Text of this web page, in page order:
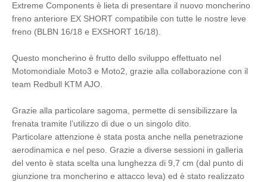
Extreme Components è lieta di presentare il nuovo moncherino
freno anteriore EX SHORT compatibile con tutte le nostre leve
freno (BLBN 16/18 e EXSHORT 16/18).
Questo moncherino è frutto dello sviluppo effettuato nel
Motomondiale Moto3 e Moto2, grazie alla collaborazione con il
team Redbull KTM AJO.
Grazie alla particolare sagoma, permette di sensibilizzare la
frenata tramite l’utilizzo di due o un singolo dito.
Particolare attenzione è stata posta anche nella penetrazione
aerodinamica e nel peso. Grazie a diverse sessioni in galleria
del vento è stata scelta una lunghezza di 9,7 cm (dal punto di
giunzione tra moncherino e attacco leva) ed è stato realizzato